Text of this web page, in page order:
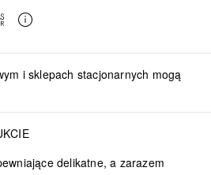
i sklepach stacjonarnych mogą
delikatne, a zarazem